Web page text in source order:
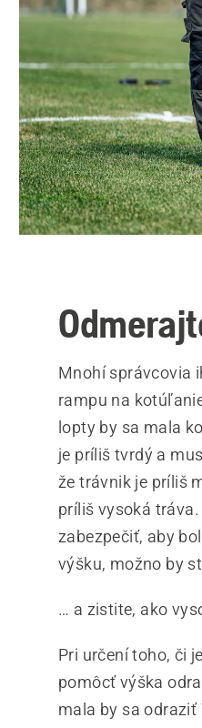
Mnohí správcovia
rampu na
lopty by sa mala
je príliš tvrdý a
že trávnik je príliš
príliš vysoká
zabezpečiť, aby
výšku, možno by
… a zistite, ako
Pri určení toho, či
pomôcť výška
mala by sa odraziť